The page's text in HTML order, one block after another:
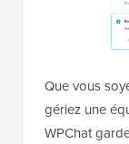
Que vous
gériez une
WPChat